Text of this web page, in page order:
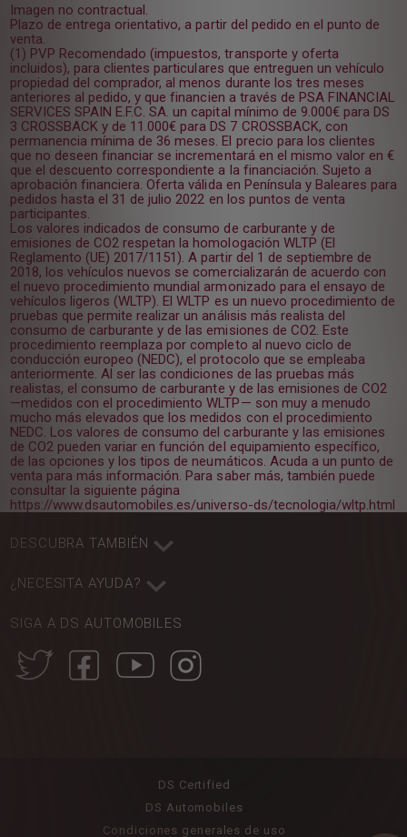
Imagen no contractual.
Plazo de entrega orientativo, a partir del pedido en el punto de
venta.
(1) PVP Recomendado (impuestos, transporte y oferta
incluidos), para clientes particulares que entreguen un vehículo
propiedad del comprador, al menos durante los tres meses
anteriores al pedido, y que financien a través de PSA FINANCIAL
SERVICES SPAIN E.F.C. SA. un capital mínimo de 9.000€ para DS
3 CROSSBACK y de 11.000€ para DS 7 CROSSBACK, con
permanencia mínima de 36 meses. El precio para los clientes
que no deseen financiar se incrementará en el mismo valor en €
que el descuento correspondiente a la financiación. Sujeto a
aprobación financiera. Oferta válida en Península y Baleares para
pedidos hasta el 31 de julio 2022 en los puntos de venta
participantes.
Los valores indicados de consumo de carburante y de
emisiones de CO2 respetan la homologación WLTP (El
Reglamento (UE) 2017/1151). A partir del 1 de septiembre de
2018, los vehículos nuevos se comercializarán de acuerdo con
el nuevo procedimiento mundial armonizado para el ensayo de
vehículos ligeros (WLTP). El WLTP es un nuevo procedimiento de
pruebas que permite realizar un análisis más realista del
consumo de carburante y de las emisiones de CO2. Este
procedimiento reemplaza por completo al nuevo ciclo de
conducción europeo (NEDC), el protocolo que se empleaba
anteriormente. Al ser las condiciones de las pruebas más
realistas, el consumo de carburante y de las emisiones de CO2
—medidos con el procedimiento WLTP— son muy a menudo
mucho más elevados que los medidos con el procedimiento
NEDC. Los valores de consumo del carburante y las emisiones
de CO2 pueden variar en función del equipamiento específico,
de las opciones y los tipos de neumáticos. Acuda a un punto de
venta para más información. Para saber más, también puede
consultar la siguiente página
https://www.dsautomobiles.es/universo-ds/tecnologia/wltp.html
DESCUBRA TAMBIÉN
¿NECESITA AYUDA?
SIGA A DS AUTOMOBILES
DS Certified
DS Automobiles
Condiciones generales de uso